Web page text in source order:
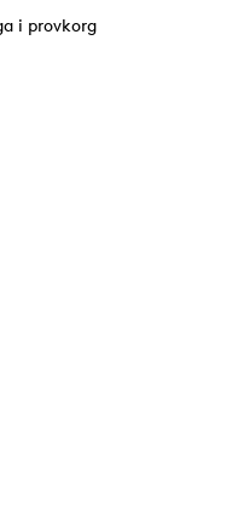
i provkorg